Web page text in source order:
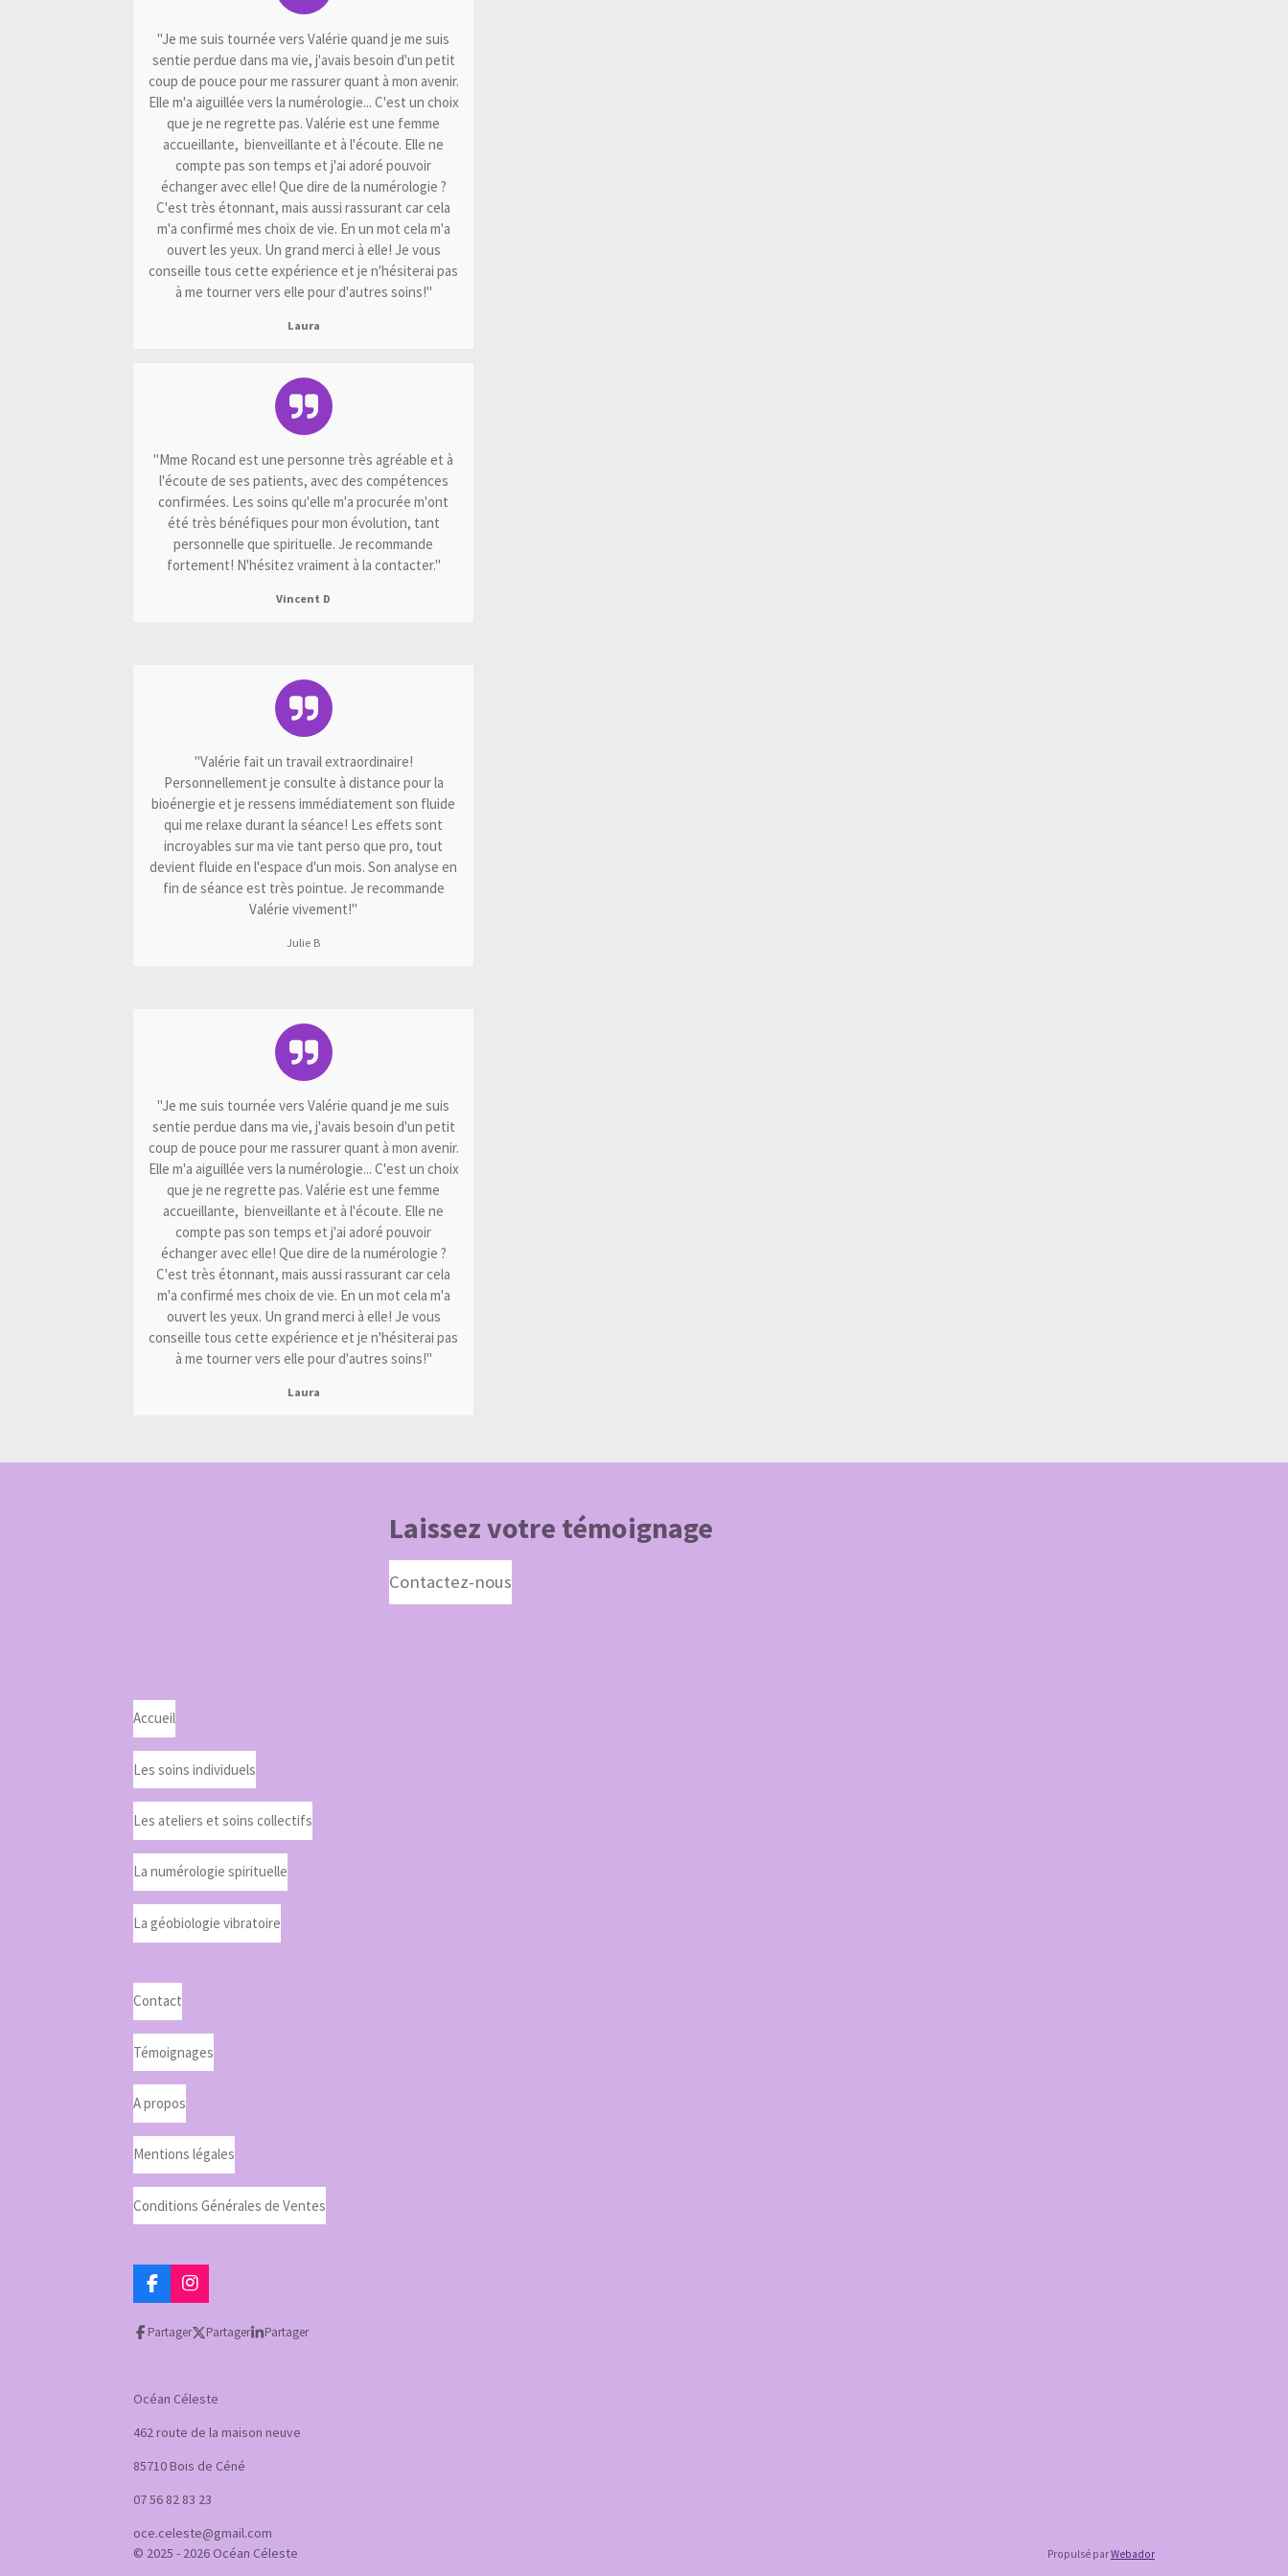
"Je me suis tournée vers Valérie quand je me suis
sentie perdue dans ma vie, j'avais besoin d'un petit
coup de pouce pour me rassurer quant à mon avenir.
Elle m'a aiguillée vers la numérologie... C'est un choix
que je ne regrette pas. Valérie est une femme
accueillante, bienveillante et à l'écoute. Elle ne
compte pas son temps et j'ai adoré pouvoir
échanger avec elle! Que dire de la numérologie ?
C'est très étonnant, mais aussi rassurant car cela
m'a confirmé mes choix de vie. En un mot cela m'a
ouvert les yeux. Un grand merci à elle! Je vous
conseille tous cette expérience et je n'hésiterai pas
à me tourner vers elle pour d'autres soins!"
Laura
"Mme Rocand est une personne très agréable et à
l'écoute de ses patients, avec des compétences
confirmées. Les soins qu'elle m'a procurée m'ont
été très bénéfiques pour mon évolution, tant
personnelle que spirituelle. Je recommande
fortement! N'hésitez vraiment à la contacter."
Vincent D
"Valérie fait un travail extraordinaire!
Personnellement je consulte à distance pour la
bioénergie et je ressens immédiatement son fluide
qui me relaxe durant la séance! Les effets sont
incroyables sur ma vie tant perso que pro, tout
devient fluide en l'espace d'un mois. Son analyse en
fin de séance est très pointue. Je recommande
Valérie vivement!"
Julie B
"Je me suis tournée vers Valérie quand je me suis
sentie perdue dans ma vie, j'avais besoin d'un petit
coup de pouce pour me rassurer quant à mon avenir.
Elle m'a aiguillée vers la numérologie... C'est un choix
que je ne regrette pas. Valérie est une femme
accueillante, bienveillante et à l'écoute. Elle ne
compte pas son temps et j'ai adoré pouvoir
échanger avec elle! Que dire de la numérologie ?
C'est très étonnant, mais aussi rassurant car cela
m'a confirmé mes choix de vie. En un mot cela m'a
ouvert les yeux. Un grand merci à elle! Je vous
conseille tous cette expérience et je n'hésiterai pas
à me tourner vers elle pour d'autres soins!"
Laura
Laissez votre témoignage
Contactez-nous
Accueil
Les soins individuels
Les ateliers et soins collectifs
La numérologie spirituelle
La géobiologie vibratoire
Contact
Témoignages
A propos
Mentions légales
Conditions Générales de Ventes
F
a
c
e
o
I
n
s
t
r
m
Partager Partager Partager
Océan Céleste
462 route de la maison neuve
85710 Bois de Céné
07 56 82 83 23
oce.celeste@gmail.com
© 2025 - 2026 Océan Céleste
Propulsé parWebador